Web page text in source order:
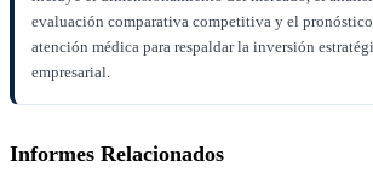
evaluación comparativa competitiva y el
atención médica para respaldar la inversión
empresarial.
Informes Relacionados